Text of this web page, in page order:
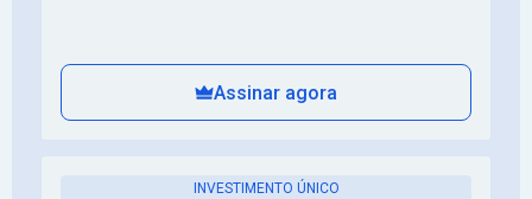
Assinar agora
INVESTIMENTO ÚNICO